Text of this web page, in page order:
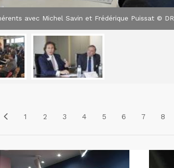
avec Michel Savin et Frédérique Puissat © DR
1 2 3 4 5 6 7 8